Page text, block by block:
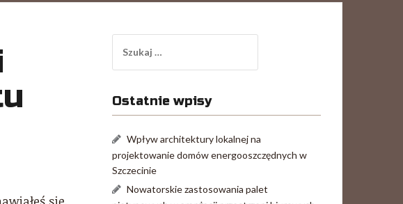
Ostatnie wpisy
Wpływ architektury lokalnej na
projektowanie domów energooszczędnych w
Szczecinie
Nowatorskie zastosowania palet